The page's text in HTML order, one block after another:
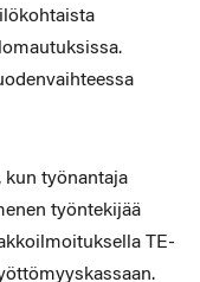
kun työnantaja
työntekijää
TE-